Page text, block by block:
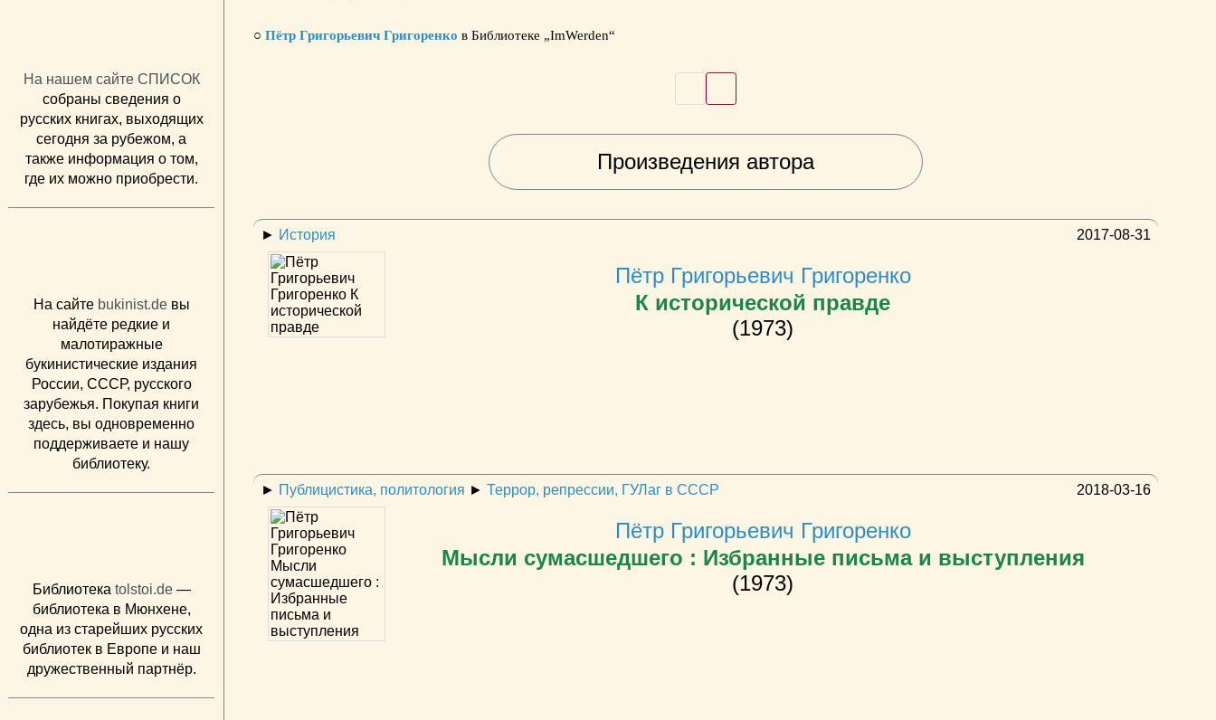
На нашем сайте СПИСОК
собраны сведения о
русских книгах, выходящих
сегодня за рубежом, а
также информация о том,
где их можно приобрести.
На сайте bukinist.deвы
найдёте редкие и
малотиражные
букинистические издания
России, СССР, русского
зарубежья. Покупая книги
здесь, вы одновременно
поддерживаете и нашу
библиотеку.
Библиотека tolstoi.de—
библиотека в Мюнхене,
одна из старейших русских
библиотек в Европе и наш
дружественный партнёр.
○ Пётр Григорьевич Григоренко в Библиотеке „ImWerden“
Произведения автора
► История 2017-08-31
Пётр Григорьевич Григоренко
К исторической правде
(1973)
► Публицистика, политология ► Террор, репрессии, ГУЛаг в СССР 2018-03-16
Пётр Григорьевич Григоренко
Мысли сумасшедшего : Избранные письма и выступления
(1973)